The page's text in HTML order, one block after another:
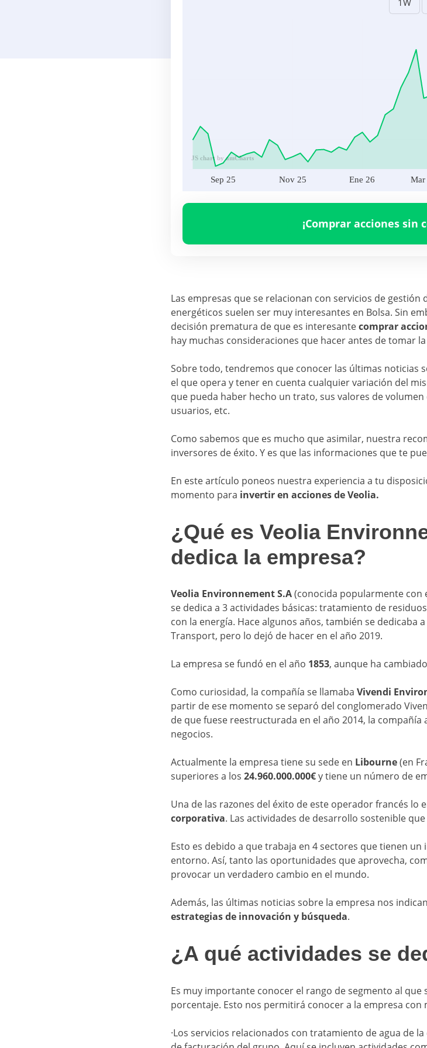
Sep 25 Nov 25 Ene 26 Mar
JS chart by amCharts
¡Comprar acciones sin
Las empresas que se relacionan con servicios de
energéticos suelen ser muy interesantes en Bolsa. Sin
decisión prematura de que es interesantecomprar
hay muchas consideraciones que hacer antes de tomar
Sobre todo, tendremos que conocer las últimas noticias
el que opera y tener en cuenta cualquier variación del
que pueda haber hecho un trato, sus valores de
usuarios, etc.
Como sabemos que es mucho que asimilar, nuestra
inversores de éxito. Y es que las informaciones que te
En este artículo poneos nuestra experiencia a tu
momento para invertir en acciones de Veolia.
¿Qué es Veolia
dedica la empresa?
Veolia Environnement S.A(conocida popularmente con
se dedica a 3 actividades básicas: tratamiento de
con la energía. Hace algunos años, también se dedicaba
Transport, pero lo dejó de hacer en el año 2019.
La empresa se fundó en el año 1853, aunque ha
Como curiosidad, la compañía se llamaba Vivendi
partir de ese momento se separó del conglomerado
de que fuese reestructurada en el año 2014, la
negocios.
Actualmente la empresa tiene su sede en Libourne(en
superiores a los 24.960.000.000€y tiene un número de
Una de las razones del éxito de este operador francés lo
corporativa. Las actividades de desarrollo sostenible
Esto es debido a que trabaja en 4 sectores que tienen
entorno. Así, tanto las oportunidades que aprovecha,
provocar un verdadero cambio en el mundo.
Además, las últimas noticias sobre la empresa nos
estrategias de innovación y búsqueda.
¿A qué actividades se
Es muy importante conocer el rango de segmento al que
porcentaje. Esto nos permitirá conocer a la empresa con
·Los servicios relacionados con tratamiento de agua de